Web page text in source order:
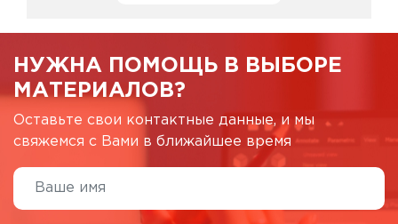
НУЖНА ПОМОЩЬ В ВЫБОРЕ
МАТЕРИАЛОВ?
Оставьте свои контактные данные, и мы
свяжемся с Вами в ближайшее время